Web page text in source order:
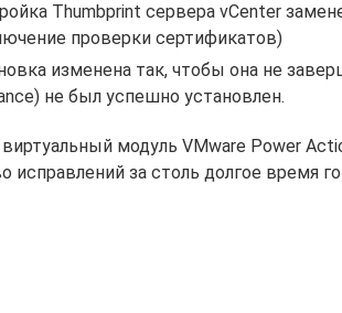
Thumbprint сервера vCenter
проверки сертификатов)
изменена так, чтобы она не
не был успешно установлен.
виртуальный модуль VMware Power
исправлений за столь долгое время